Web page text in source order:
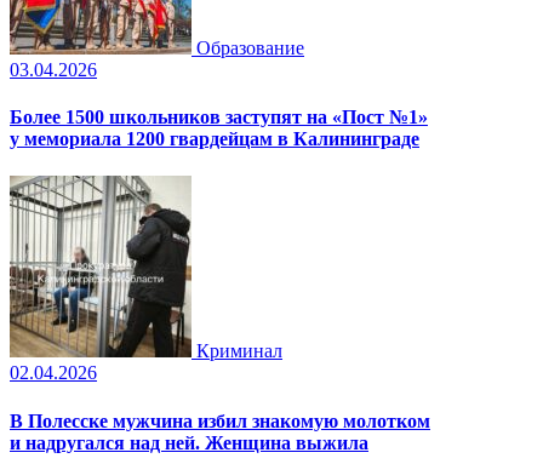
Образование
03.04.2026
Более 1500 школьников заступят на «Пост №1»
у мемориала 1200 гвардейцам в Калининграде
Криминал
02.04.2026
В Полесске мужчина избил знакомую молотком
и надругался над ней. Женщина выжила